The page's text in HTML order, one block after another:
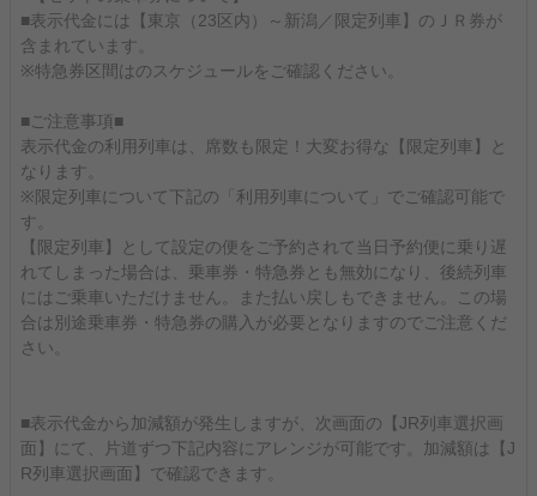
■表示代金には【東京（23区内）～新潟／限定列車】のＪＲ券が
含まれています。
※特急券区間はのスケジュールをご確認ください。
■ご注意事項■
表示代金の利用列車は、席数も限定！大変お得な【限定列車】と
なります。
※限定列車について下記の「利用列車について」でご確認可能で
す。
【限定列車】として設定の便をご予約されて当日予約便に乗り遅
れてしまった場合は、乗車券・特急券とも無効になり、後続列車
にはご乗車いただけません。また払い戻しもできません。この場
合は別途乗車券・特急券の購入が必要となりますのでご注意くだ
さい。
■表示代金から加減額が発生しますが、次画面の【JR列車選択画
面】にて、片道ずつ下記内容にアレンジが可能です。加減額は【J
R列車選択画面】で確認できます。